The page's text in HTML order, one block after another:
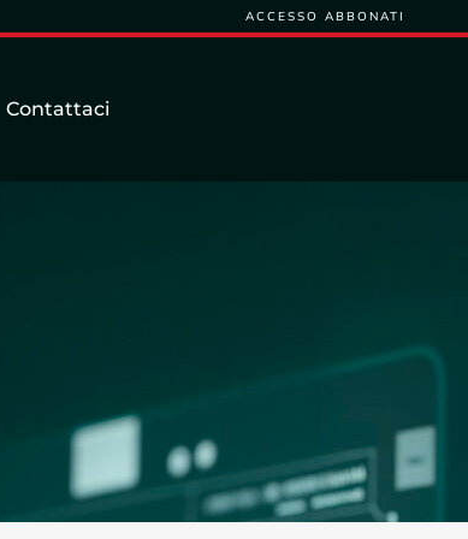
ACCESSO ABBONATI
Contattaci